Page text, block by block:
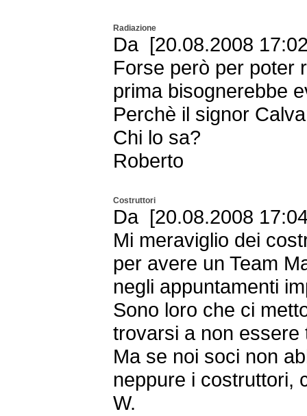
Radiazione
Da [20.08.2008
Forse però per poter
prima bisognerebbe
Perchè il signor
Chi lo sa?
Roberto
Costruttori
Da [20.08.2008
Mi meraviglio dei
per avere un Team
negli appuntamenti
Sono loro che ci
trovarsi a non
Ma se noi soci non
neppure i costruttori,
W.